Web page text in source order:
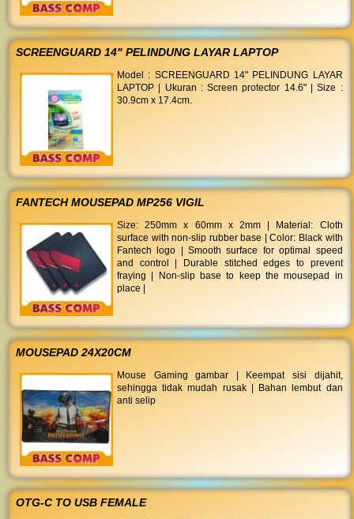
SCREENGUARD 14" PELINDUNG LAYAR LAPTOP
Model : SCREENGUARD 14" PELINDUNG LAYAR
LAPTOP | Ukuran : Screen protector 14.6" | Size :
30.9cm x 17.4cm.
FANTECH MOUSEPAD MP256 VIGIL
Size: 250mm x 60mm x 2mm | Material: Cloth
surface with non-slip rubber base | Color: Black with
Fantech logo | Smooth surface for optimal speed
and control | Durable stitched edges to prevent
fraying | Non-slip base to keep the mousepad in
place |
MOUSEPAD 24X20CM
Mouse Gaming gambar | Keempat sisi dijahit,
sehingga tidak mudah rusak | Bahan lembut dan
anti selip
OTG-C TO USB FEMALE